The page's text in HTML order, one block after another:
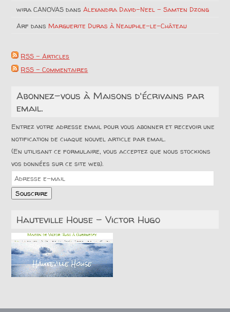
wira CANOVAS dansAlexandra David-Neel – Samten Dzong
Arf dansMarguerite Duras à Neauphle-le-Château
RSS - Articles
RSS - Commentaires
Abonnez-vous à Maisons d'écrivains par
email.
Entrez votre adresse email pour vous abonner et recevoir une
notification de chaque nouvel article par email.
(En utilisant ce formulaire, vous acceptez que nous stockions
vos données sur ce site web).
Adresse
e-
mail
Souscrire
Hauteville House – Victor Hugo